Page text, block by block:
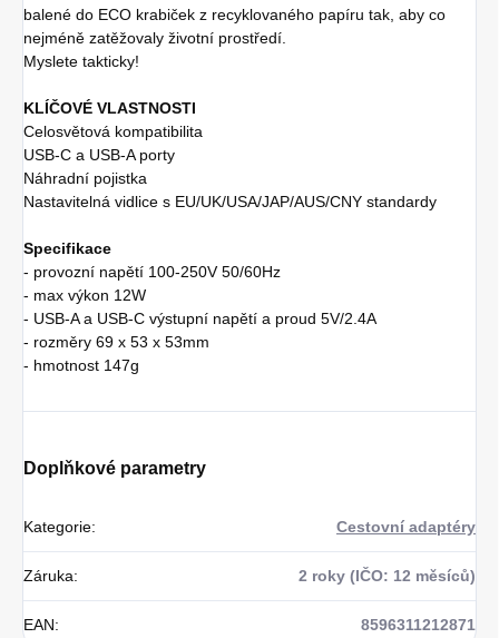
balené do ECO krabiček z recyklovaného papíru tak, aby co
nejméně zatěžovaly životní prostředí.
Myslete takticky!
KLÍČOVÉ VLASTNOSTI
Celosvětová kompatibilita
USB-C a USB-A porty
Náhradní pojistka
Nastavitelná vidlice s EU/UK/USA/JAP/AUS/CNY standardy
Specifikace
- provozní napětí 100-250V 50/60Hz
- max výkon 12W
- USB-A a USB-C výstupní napětí a proud 5V/2.4A
- rozměry 69 x 53 x 53mm
- hmotnost 147g
Doplňkové parametry
Kategorie: Cestovní adaptéry
Záruka: 2 roky (IČO: 12 měsíců)
EAN: 8596311212871